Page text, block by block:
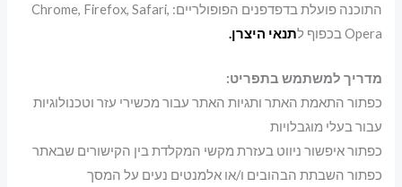
התוכנה פועלת בדפדפנים הפופולריים: Chrome, Firefox, Safari,
Opera בכפוף ל
תנאי היצרן.
מדריך למשתמש בתפריט:
כפתור התאמת האתר ותגיות האתר עבור מכשירי עזר וטכנולוגיות
עבור בעלי מוגבלויות
כפתור איפשור ניווט בעזרת מקשי המקלדת בין הקישורים שבאתר
כפתור השבתת הבהובים ו/או אלמנטים נעים על המסך